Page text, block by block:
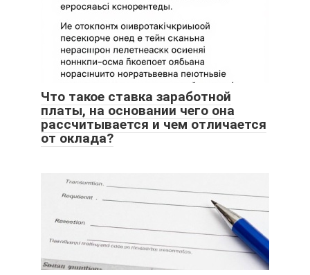
Что такое ставка заработной
платы, на основании чего она
рассчитывается и чем отличается
от оклада?